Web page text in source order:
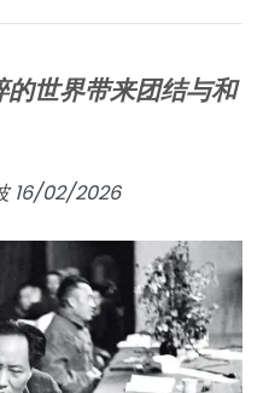
世界带来团结与和
16/02/2026